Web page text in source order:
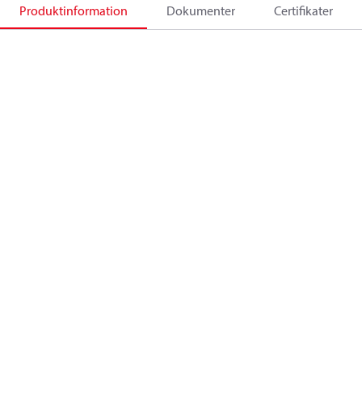
Produktinformation Dokumenter Certifikater